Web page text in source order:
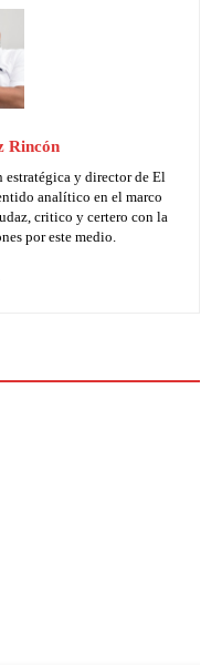
Rincón
y director de El
analítico en el marco
critico y certero con la
por este medio.